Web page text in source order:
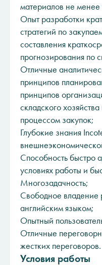
материалов не менее
Опыт разработки
стратегий по
составления
прогнозирования по
Отличные
принципов
принципов
складского
процессом закупок;
Глубокие знания
Способность быстро
условиях работы и
Многозадачность;
Свободное владение
английским языком;
Опытный
Отличные
жестких переговоров.
Условия работы